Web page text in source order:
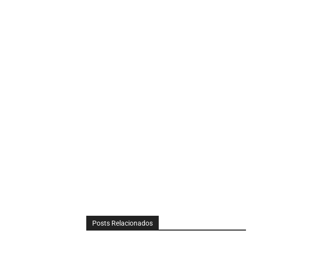
Posts Relacionados